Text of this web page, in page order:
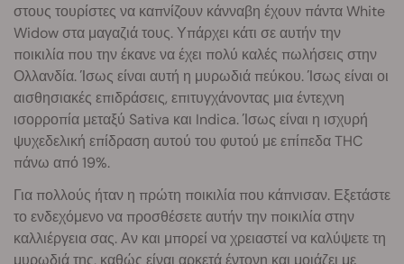
στους τουρίστες να καπνίζουν κάνναβη έχουν πάντα White
Widow στα μαγαζιά τους. Υπάρχει κάτι σε αυτήν την
ποικιλία που την έκανε να έχει πολύ καλές πωλήσεις στην
Ολλανδία. Ίσως είναι αυτή η μυρωδιά πεύκου. Ίσως είναι οι
αισθησιακές επιδράσεις, επιτυγχάνοντας μια έντεχνη
ισορροπία μεταξύ Sativa και Indica. Ίσως είναι η ισχυρή
ψυχεδελική επίδραση αυτού του φυτού με επίπεδα THC
πάνω από 19%.
Για πολλούς ήταν η πρώτη ποικιλία που κάπνισαν. Εξετάστε
το ενδεχόμενο να προσθέσετε αυτήν την ποικιλία στην
καλλιέργεια σας. Αν και μπορεί να χρειαστεί να καλύψετε τη
μυρωδιά της, καθώς είναι αρκετά έντονη και μοιάζει με